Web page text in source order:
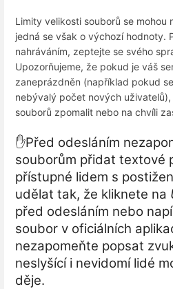
Limity velikosti souborů se mohou
jedná se však o výchozí hodnoty.
nahráváním, zeptejte se svého
Upozorňujeme, že pokud je váš
zaneprázdněn (například pokud
nebývalý počet nových uživatelů),
souborů zpomalit nebo na chvíli
✋Před odesláním
souborům přidat textové
přístupné lidem s
udělat tak, že kliknete na
před odesláním nebo
soubor v oficiálních
nezapomeňte popsat
neslyšící i nevidomí lidé
děje.